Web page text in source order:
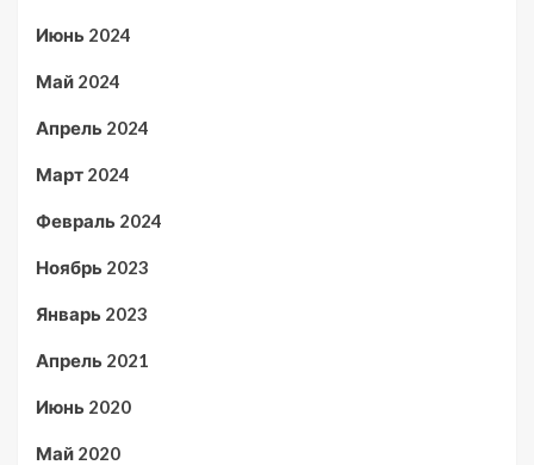
Июнь 2024
Май 2024
Апрель 2024
Март 2024
Февраль 2024
Ноябрь 2023
Январь 2023
Апрель 2021
Июнь 2020
Май 2020